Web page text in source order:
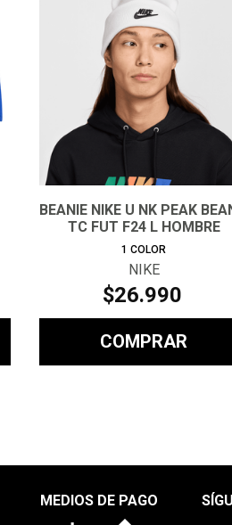
BEANIE NIKE U NK PEAK
TC FUT F24 L HOMBRE
1 COLOR
NIKE
$26.990
COMPRAR
MEDIOS DE PAGO